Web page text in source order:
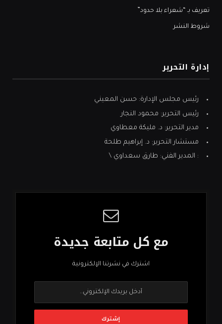
تعريف بـ “شعراء بلا حدود”
شروط النشر
إدارة التحرير
رئيس مجلس الإدارة: حسن المعيني
رئيس التحرير: محمود النجار
مدير التحرير: د. مليكة معطاوي
مستشار التحرير: د. إبراهيم طلحة
: المدير الفني: طارق سعداوي \
مع كل متابعة جديدة
اشترك في نشرتنا الإلكترونية